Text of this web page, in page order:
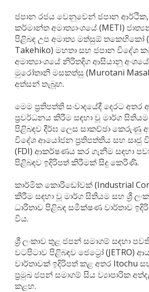
ජපාන රජය වෙනුවෙන් ජපාන
කර්මාන්ත අමාත්‍යාංශයේ (METI)
පිළිබඳ උප අමාත්‍ය මත්සුඕ තකෙහිකෝ
Takehiko) මහතා සහ ජපාන විදේශ
අමාත්‍යාංශයේ නිරිතදිග ආසියානු
මුරෝතානි මසකත්සු (Murotani
අත්සන් තැබූහ.
මෙම ප්‍රතිපත්ති සංවාදයේදී දෙරට අතර
ප්‍රවර්ධනය කිරීම සඳහා වූ මාර්ග සිතියම
පිළිබඳව දීර්ඝ ලෙස සාකච්ඡා කෙරුණු
විදේශ ආයෝජන ප්‍රතිපත්තිය සහ සෘජු
(FDI) ආකර්ෂණය කර ගැනීම සඳහා
පිළිබඳව ඉදිරිපත් කිරීමක් සිදු කෙරිණි.
කාර්මික කොරිඩෝවක් (Industrial
කිරීම සඳහා වූ මාර්ග සිතියම සහ ශ්‍රී
ධාරිතාව පිළිබඳ සමීක්ෂණ වාර්තාව
විය.
ශ්‍රී ලංකාව තුළ ජපන් සමාගම් සඳහා
වටපිටාව පිළිබඳව ජෙට්‍රෝ (JETRO)
වාර්තාවක් ඉදිරිපත් කළ අතර Itochu
ප්‍රමුඛ ජපන් සමාගම් සිය ව්‍යාපාරික
කළහ.